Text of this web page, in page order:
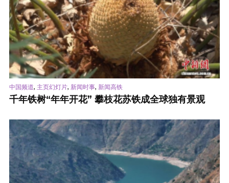
中国频道, 主页幻灯片, 新闻时事, 新闻高铁
千年铁树“年年开花” 攀枝花苏铁成全球独有景观